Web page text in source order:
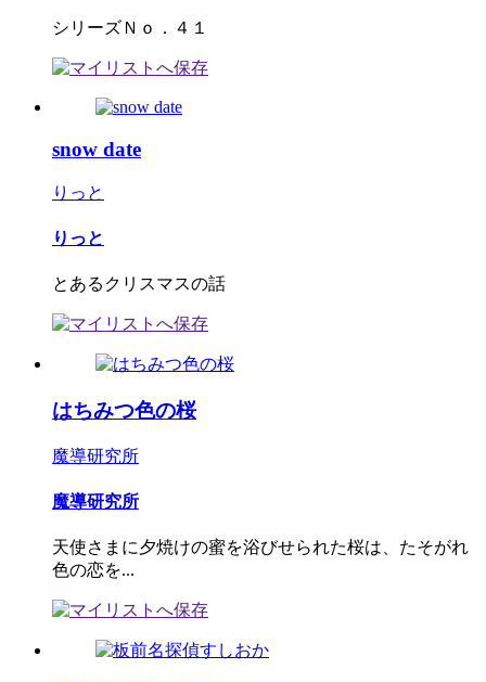
シリーズＮｏ．４１
snow date
りっと
りっと
とあるクリスマスの話
はちみつ色の桜
魔導研究所
魔導研究所
天使さまに夕焼けの蜜を浴びせられた桜は、たそがれ
色の恋を...